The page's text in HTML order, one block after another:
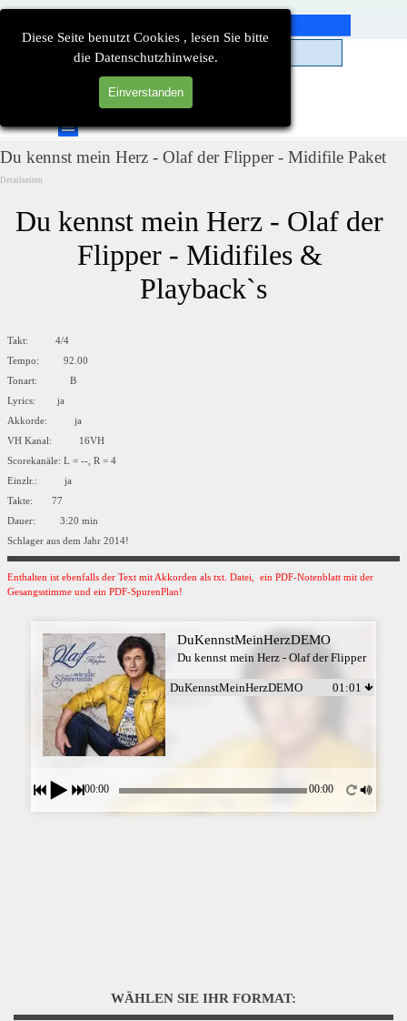
Diese Seite benutzt Cookies , lesen Sie bitte
die Datenschutzhinweise.
Einverstanden
Direkt zum Seiteninhalt
Menü überspringen
Du kennst mein Herz - Olaf der Flipper - Midifile Paket
Detailseiten
Du kennst mein Herz - Olaf der
Flipper - Midifiles &
Playback`s
Takt: 4/4
Tempo: 92.00
Tonart: B
Lyrics: ja
Akkorde: ja
VH Kanal: 16VH
Scorekanäle: L = --, R = 4
Einzlr.: ja
Takte: 77
Dauer: 3:20 min
Schlager aus dem Jahr 2014!
Enthalten ist ebenfalls der Text mit Akkorden als txt. Datei, ein PDF-Notenblatt mit der
Gesangsstimme und ein PDF-SpurenPlan!
DuKennstMeinHerzDEMO
Du kennst mein Herz - Olaf der Flipper
DuKennstMeinHerzDEMO 01:01
00:00 00:00
WÄHLEN SIE IHR FORMAT: